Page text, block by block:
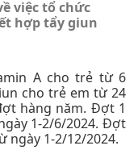
việc tổ chức
hợp tẩy giun
A cho trẻ từ 6
cho trẻ em từ 24
hàng năm. Đợt 1
1-2/6/2024. Đợt
ngày 1-2/12/2024.